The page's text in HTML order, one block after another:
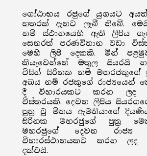
ගෝඨාභය රජුගේ යුගයට
හතරක් දැනට ලැබී තිබේ.
නම් ස්ථානයෙහි ඇති ලිපිය
සෙනරත් පරණවිතාන වඩා
මෙහි ලිපි දෙකකි. මින්
කියැවෙන්නේ මතුල සියරයි
විසින් සිරිනක නම් මහරජකුගේ
අඛය නම් රජකුගේ රාජ්‍යයෙන්
දී විහාරයකට කරන ලද
විස්තරයකි. දෙවන ලිපිය
පුත්‍ර වූ මිතය ඇමතියාගේ
සිරිනක මහරජුගේ පුත්‍ර
මහරජුගේ දෙවන රාජ්‍ය
විහාරස්ථානයකට කරන ලද
දක්වයි.